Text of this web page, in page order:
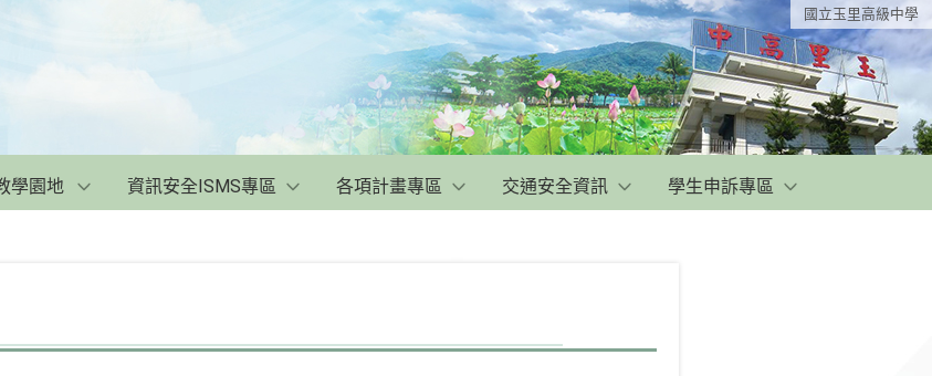
國立玉里高級中學
學園地 資訊安全ISMS專區 各項計畫專區 交通安全資訊 學生申訴專區